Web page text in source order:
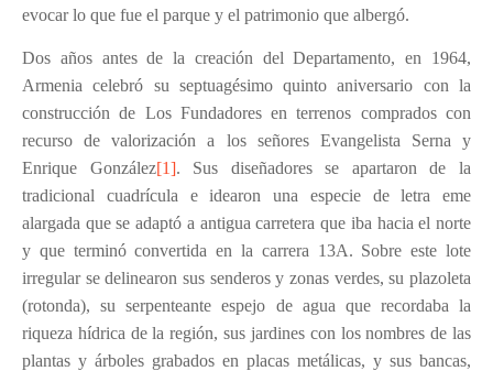
evocar lo que fue el parque y el patrimonio que albergó.
Dos años antes de la creación del Departamento, en 1964,
Armenia celebró su septuagésimo quinto aniversario con la
construcción de Los Fundadores en terrenos comprados con
recurso de valorización a los señores Evangelista Serna y
Enrique González[1]. Sus diseñadores se apartaron de la
tradicional cuadrícula e idearon una especie de letra eme
alargada que se adaptó a antigua carretera que iba hacia el norte
y que terminó convertida en la carrera 13A. Sobre este lote
irregular se delinearon sus senderos y zonas verdes, su plazoleta
(rotonda), su serpenteante espejo de agua que recordaba la
riqueza hídrica de la región, sus jardines con los nombres de las
plantas y árboles grabados en placas metálicas, y sus bancas,